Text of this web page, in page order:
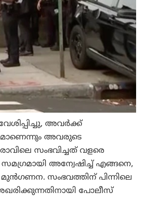
അവർക്ക്
അവരുടെ
സംഭവിച്ചത് വളരെ
അന്വേഷിച്ച് എങ്ങനെ,
സംഭവത്തിന് പിന്നിലെ
പോലീസ്